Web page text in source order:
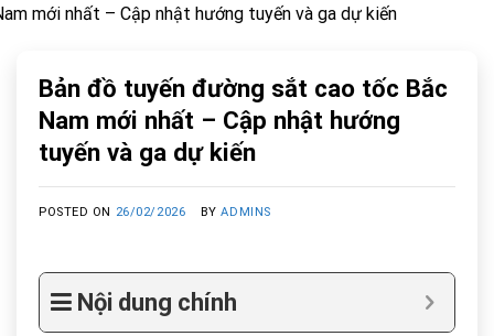
mới nhất – Cập nhật hướng tuyến và ga dự kiến
Bản đồ tuyến đường sắt cao tốc Bắc
Nam mới nhất – Cập nhật hướng
tuyến và ga dự kiến
POSTED ON 26/02/2026 BYADMINS
Nội dung chính